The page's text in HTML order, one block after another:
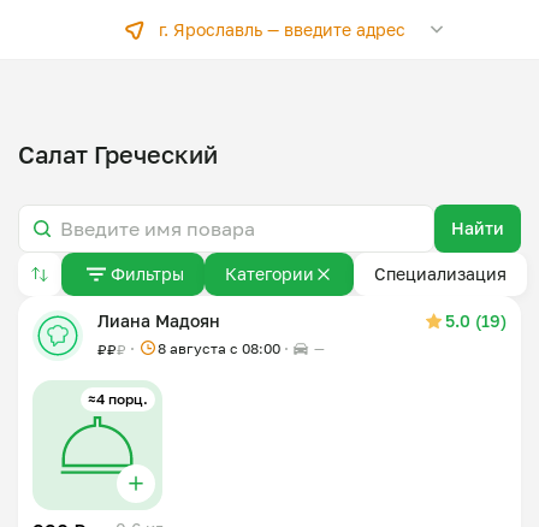
г. Ярославль —введите адрес
Салат Греческий
Найти
Фильтры Категории Специализация
Лиана Мадоян 5.0 (19)
₽₽₽ 8 августа с 08:00 —
≈4 порц.